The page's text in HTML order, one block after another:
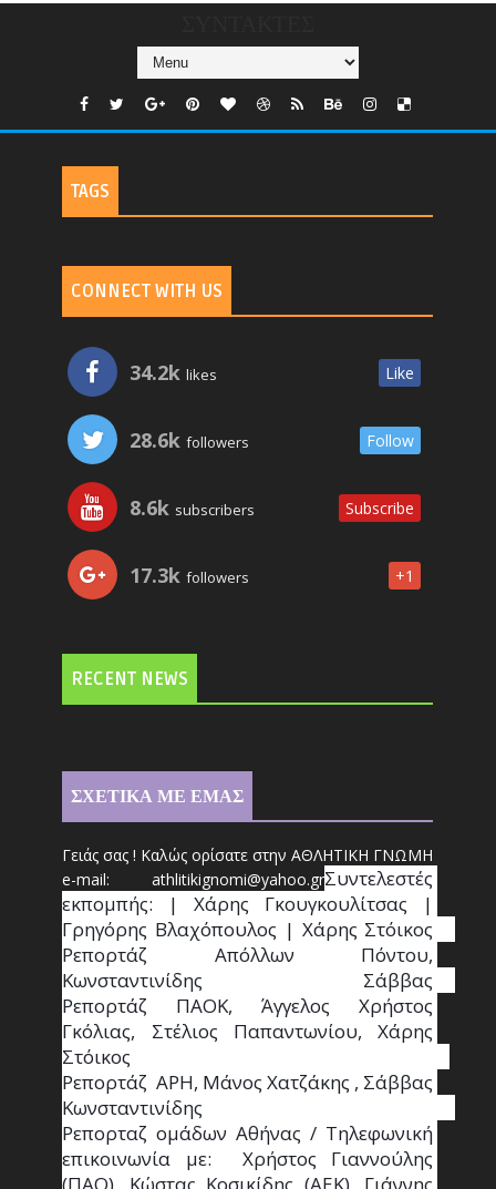
TAGS
CONNECT WITH US
34.2k likes Like
28.6k followers Follow
8.6k subscribers Subscribe
17.3k followers +1
RECENT NEWS
ΣΧΕΤΙΚΑ ΜΕ ΕΜΑΣ
Γειάς σας ! Καλώς ορίσατε στην ΑΘΛΗΤΙΚΗ ΓΝΩΜΗ
e-mail: athlitikignomi@yahoo.grΣυντελεστές
εκπομπής: | Χάρης Γκουγκουλίτσας |
Γρηγόρης Βλαχόπουλος | Χάρης Στόικος
Ρεπορτάζ Απόλλων Πόντου,
Κωνσταντινίδης   Σάββας
Ρεπορτάζ ΠΑΟΚ, Άγγελος Χρήστος
Γκόλιας, Στέλιος Παπαντωνίου, Χάρης
Στόικος
Ρεπορτάζ  ΑΡΗ, Μάνος Χατζάκης , Σάββας
Κωνσταντινίδης
Ρεπορταζ ομάδων Αθήνας / Τηλεφωνική
επικοινωνία με:  Χρήστος Γιαννούλης